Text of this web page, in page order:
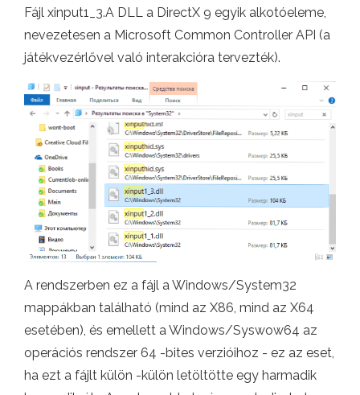
Fájl xinput1_3.A DLL a DirectX 9 egyik alkotóeleme,
nevezetesen a Microsoft Common Controller API (a
játékvezérlővel való interakcióra tervezték).
A rendszerben ez a fájl a Windows/System32
mappákban található (mind az X86, mind az X64
esetében), és emellett a Windows/Syswow64 az
operációs rendszer 64 -bites verzióihoz - ez az eset,
ha ezt a fájlt külön -külön letöltötte egy harmadik